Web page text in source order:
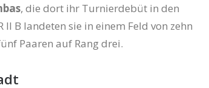
, die dort ihr Turnierdebüt in den
B landeten sie in einem Feld von zehn
Paaren auf Rang drei.